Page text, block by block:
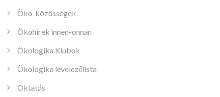
Öko-közösségek
Ökohírek innen-onnan
Ökologika Klubok
Ökologika levelezőlista
Oktatás